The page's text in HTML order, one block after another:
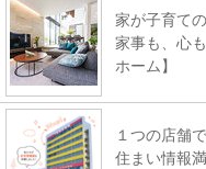
家が子育て
家事も、心
ホーム】
１つの店舗
住まい情報